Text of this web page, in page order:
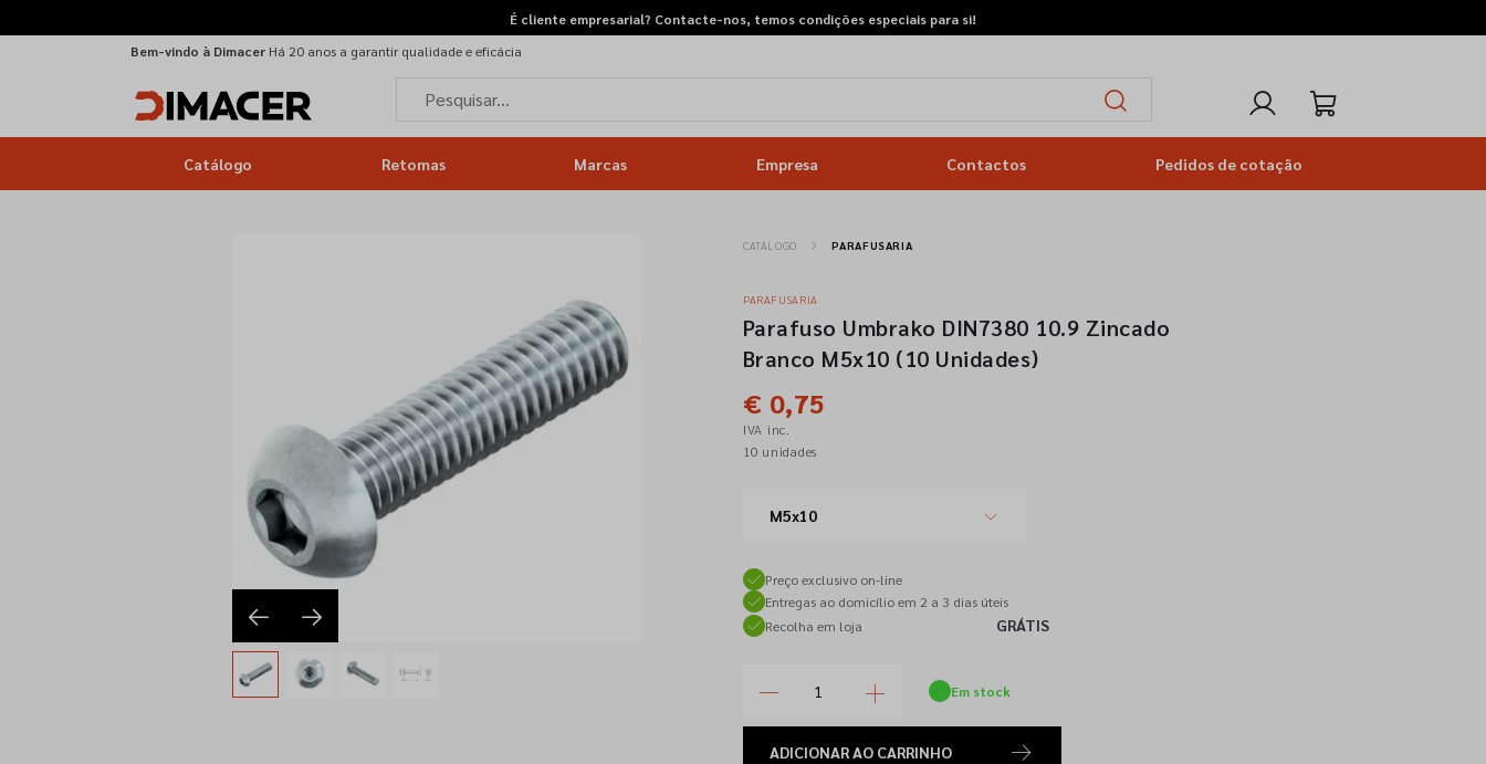
É cliente empresarial? Contacte-nos, temos condições especiais para si!
Bem-vindo à Dimacer Há 20 anos a garantir qualidade e eficácia
Catálogo Retomas Marcas Empresa Contactos Pedidos de cotação
CATÁLOGO PARAFUSARIA
PARAFUSARIA
Parafuso Umbrako DIN7380 10.9 Zincado
Branco M5x10 (10 Unidades)
€ 0,75
IVA inc.
10 unidades
M5x10
Preço exclusivo on-line
Entregas ao domicílio em 2 a 3 dias úteis
Recolha em loja
GRÁTIS
Em stock
ADICIONARAO CARRINHO